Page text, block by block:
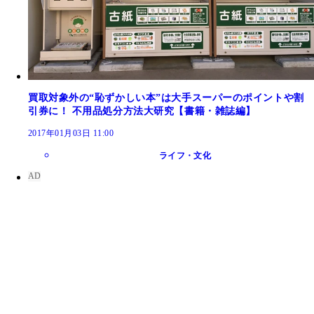
買取対象外の“恥ずかしい本”は大手スーパーのポイントや割
引券に！ 不用品処分方法大研究【書籍・雑誌編】
2017年01月03日 11:00
ライフ・文化